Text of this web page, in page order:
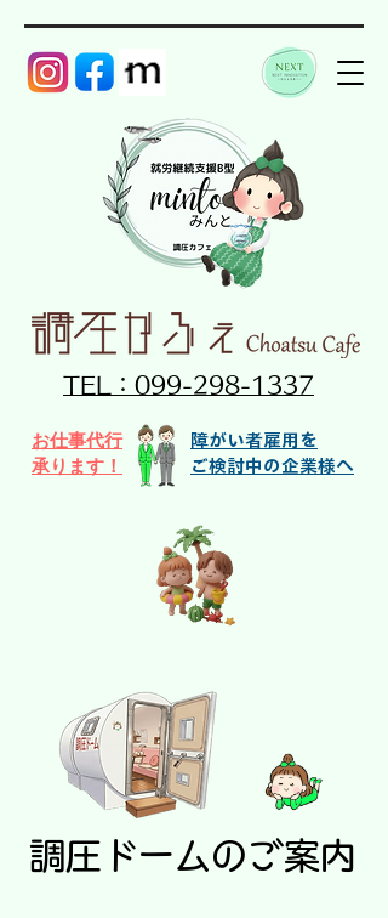
TEL：099-298-1337
障がい者雇用を
ご検討中の企業様へ
お仕事代行​
承ります！
調圧ドームのご案内